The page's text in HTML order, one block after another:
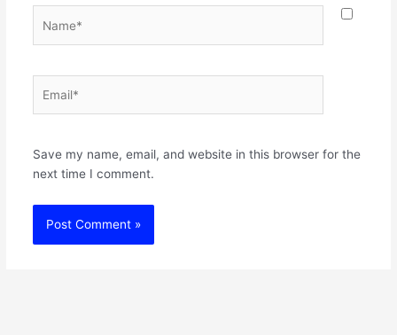
Save my name, email, and website in this browser for the
next time I comment.